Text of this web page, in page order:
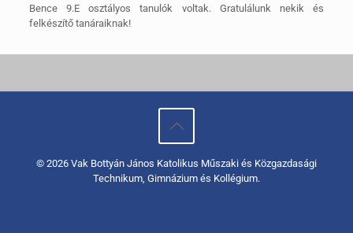
Bence 9.E osztályos tanulók voltak. Gratulálunk nekik és
felkészítő tanáraiknak!
© 2026 Vak Bottyán János Katolikus Műszaki és Közgazdasági
Technikum, Gimnázium és Kollégium.